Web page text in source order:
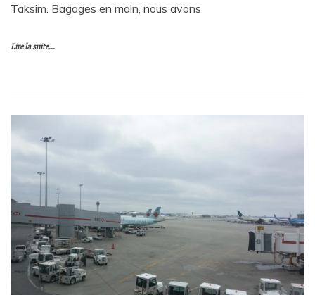
Taksim. Bagages en main, nous avons
Lire la suite...